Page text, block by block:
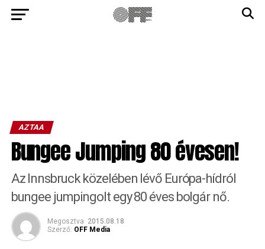
AZTAA
Bungee Jumping 80 évesen!
Az Innsbruck közelében lévő Európa-hídról
bungee jumpingolt egy 80 éves bolgár nő.
Megosztva 2015.08.18
Szerző: OFF Media